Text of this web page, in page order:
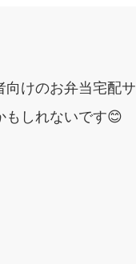
向けのお弁当宅配サ
もしれないです😊